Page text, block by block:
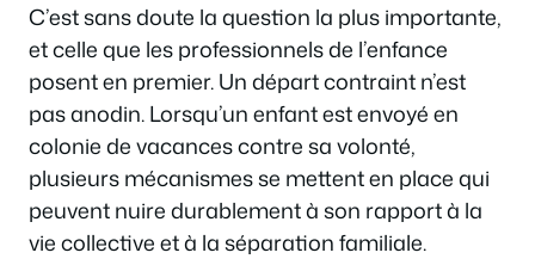
C’est sans doute la question la plus importante,
et celle que les professionnels de l’enfance
posent en premier. Un départ contraint n’est
pas anodin. Lorsqu’un enfant est envoyé en
colonie de vacances contre sa volonté,
plusieurs mécanismes se mettent en place qui
peuvent nuire durablement à son rapport à la
vie collective et à la séparation familiale.